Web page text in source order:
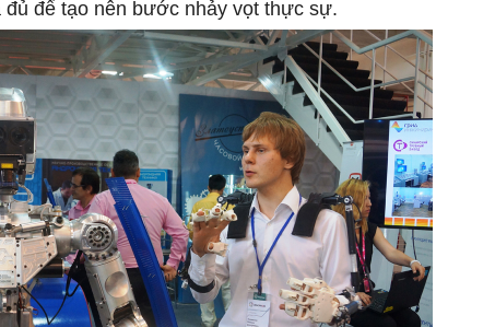
để tạo nên bước nhảy vọt thực sự.